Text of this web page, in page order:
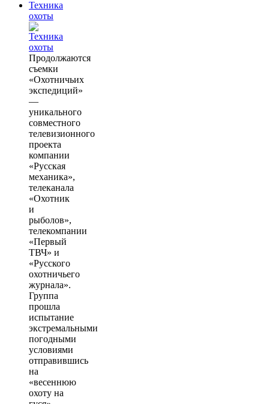
Техника
охоты
Продолжаются
съемки
«Охотничьих
экспедиций»
—
уникального
совместного
телевизионного
проекта
компании
«Русская
механика»,
телеканала
«Охотник
и
рыболов»,
телекомпании
«Первый
ТВЧ» и
«Русского
охотничьего
журнала».
Группа
прошла
испытание
экстремальными
погодными
условиями
отправившись
на
«весеннюю
охоту на